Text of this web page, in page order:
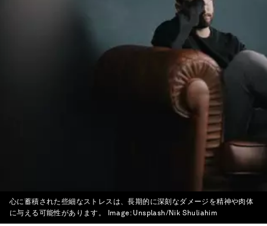
心に蓄積された些細なストレスは、長期的に深刻なダメージを精神や肉体
に与える可能性があります。
Image: Unsplash/Nik Shuliahim